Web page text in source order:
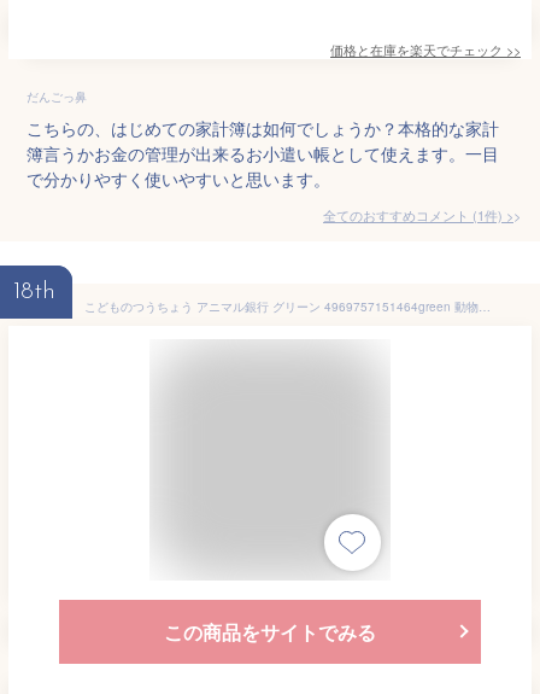
価格と在庫を楽天でチェック >>
だんごっ鼻
こちらの、はじめての家計簿は如何でしょうか？本格的な家計
簿言うかお金の管理が出来るお小遣い帳として使えます。一目
で分かりやすく使いやすいと思います。
全てのおすすめコメント (1件) >
18th
こどものつうちょう アニマル銀行 グリーン 4969757151464green 動物 どうぶつ お小遣い帳 おこづかい お小遣い 家計簿 子供 通帳 銀行 お金 管理 可愛い 小学
この商品をサイトでみる